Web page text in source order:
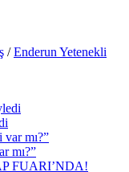
/Enderun Yetenekli
mı?”